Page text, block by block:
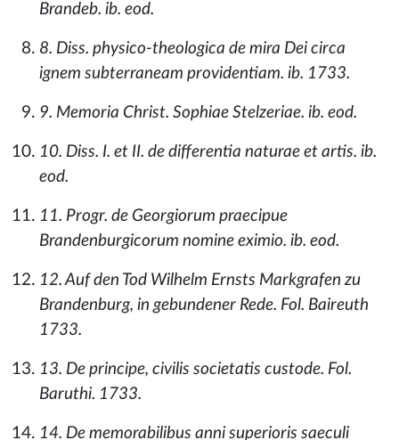
Brandeb. ib. eod.
8. Diss. physico-theologica de mira Dei circa
ignem subterraneam providentiam. ib. 1733.
9. Memoria Christ. Sophiae Stelzeriae. ib. eod.
10. Diss. I. et II. de differentia naturae et artis. ib.
eod.
11. Progr. de Georgiorum praecipue
Brandenburgicorum nomine eximio. ib. eod.
12. Auf den Tod Wilhelm Ernsts Markgrafen zu
Brandenburg, in gebundener Rede. Fol. Baireuth
1733.
13. De principe, civilis societatis custode. Fol.
Baruthi. 1733.
14. De memorabilibus anni superioris saeculi